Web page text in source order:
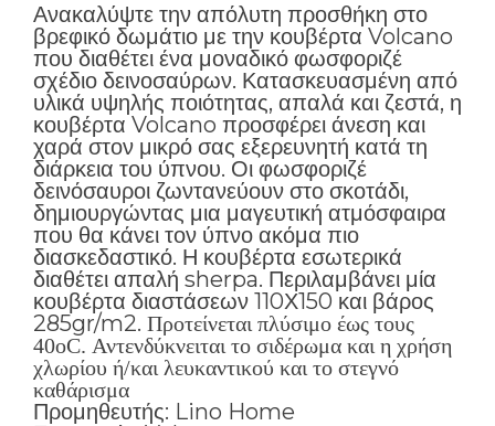
Ανακαλύψτε την απόλυτη προσθήκη στο
βρεφικό δωμάτιο με την κουβέρτα Volcano
που διαθέτει ένα μοναδικό φωσφοριζέ
σχέδιο δεινοσαύρων. Κατασκευασμένη από
υλικά υψηλής ποιότητας, απαλά και ζεστά, η
κουβέρτα Volcano προσφέρει άνεση και
χαρά στον μικρό σας εξερευνητή κατά τη
διάρκεια του ύπνου. Οι φωσφοριζέ
δεινόσαυροι ζωντανεύουν στο σκοτάδι,
δημιουργώντας μια μαγευτική ατμόσφαιρα
που θα κάνει τον ύπνο ακόμα πιο
διασκεδαστικό. Η κουβέρτα εσωτερικά
διαθέτει απαλή sherpa. Περιλαμβάνει μία
κουβέρτα διαστάσεων 110Χ150 και βάρος
285gr/m2. Προτείνεται πλύσιμο έως τους
40oC. Αντενδύκνειται το σιδέρωμα και η χρήση
χλωρίου ή/και λευκαντικού και το στεγνό
καθάρισμα
Προμηθευτής: Lino Home